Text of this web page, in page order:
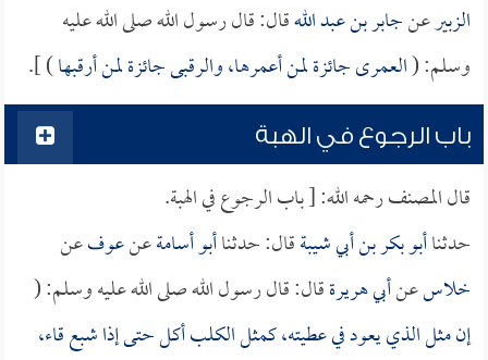
الزبيرعنجابر بن عبد اللهقال: قال رسول الله صلى الله عليه
وسلم: (العمرى جائزة لمن أعمرها، والرقبى جائزة لمن أرقبها) ].
باب الرجوع في الهبة
قال المصنف رحمه الله: [ باب الرجوع في الهبة.
حدثناأبو بكر بن أبي شيبةقال: حدثناأبو أسامةعنعوفعن
خلاسعنأبي هريرةقال: قال رسول الله صلى الله عليه وسلم: (
إن مثل الذي يعود في عطيته، كمثل الكلب أكل حتى إذا شبع قاء،